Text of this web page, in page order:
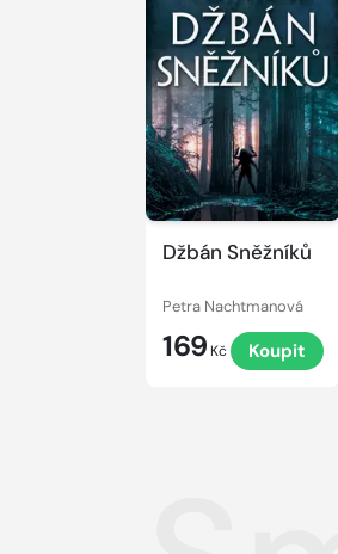
Džbán Sněžníků
Petra Nachtmanová
169 Kč Koupit